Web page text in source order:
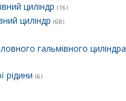
циліндр (16)
циліндр (68)
гальмівного циліндра
рідини (6)